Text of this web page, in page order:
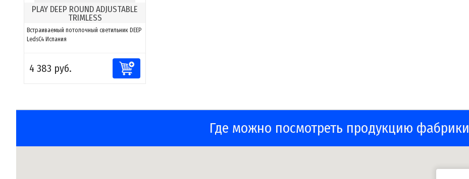
PLAY DEEP ROUND ADJUSTABLE
TRIMLESS
Встраиваемый потолочный светильник DEEP
LedsC4 Испания
4 383 руб.
Где можно посмотреть продукцию фабрики